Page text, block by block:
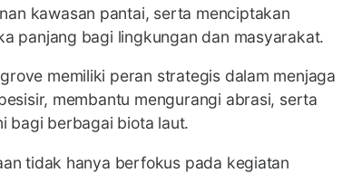
kawasan pantai, serta menciptakan
panjang bagi lingkungan dan masyarakat.
memiliki peran strategis dalam menjaga
membantu mengurangi abrasi, serta
bagi berbagai biota laut.
tidak hanya berfokus pada kegiatan